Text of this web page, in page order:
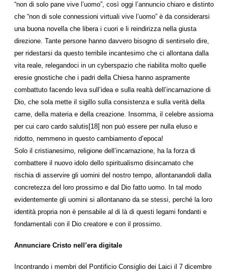
“non di solo pane vive l’uomo”, così oggi l’annuncio chiaro e distinto
che “non di sole connessioni virtuali vive l’uomo” è da considerarsi
una buona novella che libera i cuori e li reindirizza nella giusta
direzione. Tante persone hanno davvero bisogno di sentirselo dire,
per ridestarsi da questo terribile incantesimo che ci allontana dalla
vita reale, relegandoci in un cyberspazio che riabilita molto quelle
eresie gnostiche che i padri della Chiesa hanno aspramente
combattuto facendo leva sull’idea e sulla realtà dell’incarnazione di
Dio, che sola mette il sigillo sulla consistenza e sulla verità della
carne, della materia e della creazione. Insomma, il celebre assioma
per cui caro cardo salutis[18] non può essere per nulla eluso e
ridotto, nemmeno in questo cambiamento d’epoca!
Solo il cristianesimo, religione dell’incarnazione, ha la forza di
combattere il nuovo idolo dello spiritualismo disincarnato che
rischia di asservire gli uomini del nostro tempo, allontanandoli dalla
concretezza del loro prossimo e dal Dio fatto uomo. In tal modo
evidentemente gli uomini si allontanano da se stessi, perché la loro
identità propria non è pensabile al di là di questi legami fondanti e
fondamentali con il Dio creatore e con il prossimo.
Annunciare Cristo nell’era digitale
Incontrando i membri del Pontificio Consiglio dei Laici il 7 dicembre